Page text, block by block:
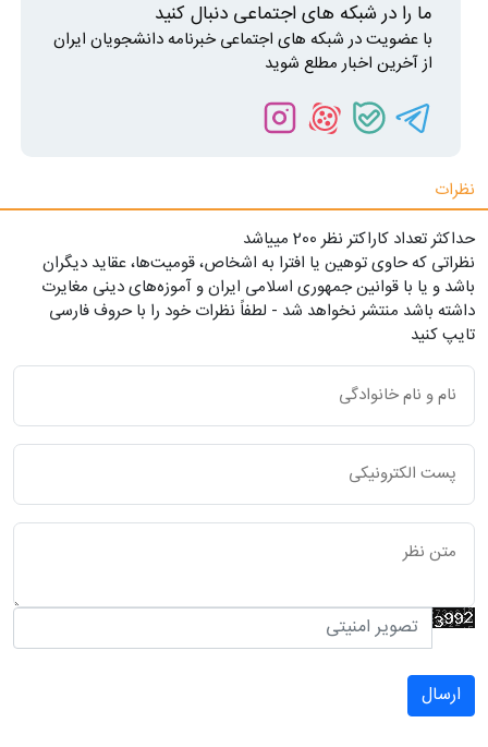
ما را در شبکه های اجتماعی دنبال کنید
با عضویت در شبکه های اجتماعی خبرنامه دانشجویان ایران
از آخرین اخبار مطلع شوید
نظرات
حداکثر تعداد کاراکتر نظر 200 ميياشد
نظراتی که حاوی توهین یا افترا به اشخاص، قومیت‌ها، عقاید دیگران
باشد و یا با قوانین جمهوری اسلامی ایران و آموزه‌های دینی مغایرت
داشته باشد منتشر نخواهد شد - لطفاً نظرات خود را با حروف فارسی
تایپ کنید
ارسال